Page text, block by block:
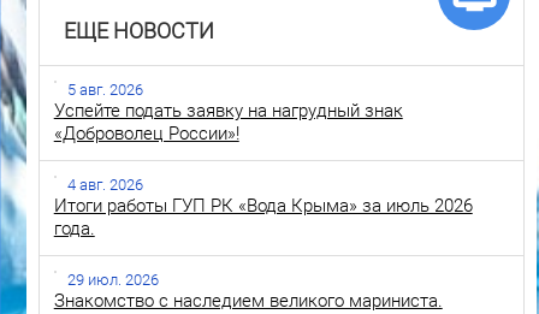
ЕЩЕ НОВОСТИ
5 авг. 2026
Успейте подать заявку на нагрудный знак
«Доброволец России»!
4 авг. 2026
Итоги работы ГУП РК «Вода Крыма» за июль 2026
года.
29 июл. 2026
Знакомство с наследием великого мариниста.